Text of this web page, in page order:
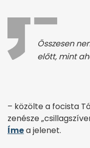
Összesen
előtt, mint
– közölte a focista
zenésze
Ímea jelenet.